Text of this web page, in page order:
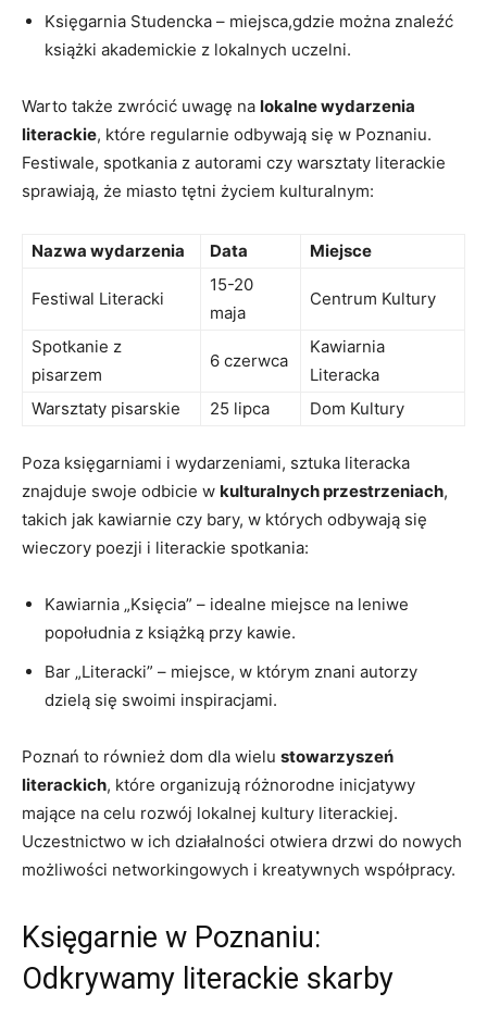
Księgarnia Studencka – miejsca,gdzie można znaleźć
książki akademickie z lokalnych uczelni.
Warto także zwrócić uwagę na lokalne wydarzenia
literackie, które regularnie odbywają się w Poznaniu.
Festiwale, spotkania z autorami czy warsztaty literackie
sprawiają, że miasto tętni życiem kulturalnym:
Nazwa wydarzenia Data Miejsce
Festiwal Literacki
15-20
maja
Centrum Kultury
Spotkanie z
pisarzem
6 czerwca
Kawiarnia
Literacka
Warsztaty pisarskie
25 lipca Dom Kultury
Poza księgarniami i wydarzeniami, sztuka literacka
znajduje swoje odbicie w kulturalnych przestrzeniach,
takich jak kawiarnie czy bary, w których odbywają się
wieczory poezji i literackie spotkania:
Kawiarnia „Księcia” – idealne miejsce na leniwe
popołudnia z książką przy kawie.
Bar „Literacki” – miejsce, w którym znani autorzy
dzielą się swoimi inspiracjami.
Poznań to również dom dla wielu stowarzyszeń
literackich, które organizują różnorodne inicjatywy
mające na celu rozwój lokalnej kultury literackiej.
Uczestnictwo w ich działalności otwiera drzwi do nowych
możliwości networkingowych i kreatywnych współpracy.
Księgarnie w Poznaniu:
Odkrywamy literackie skarby